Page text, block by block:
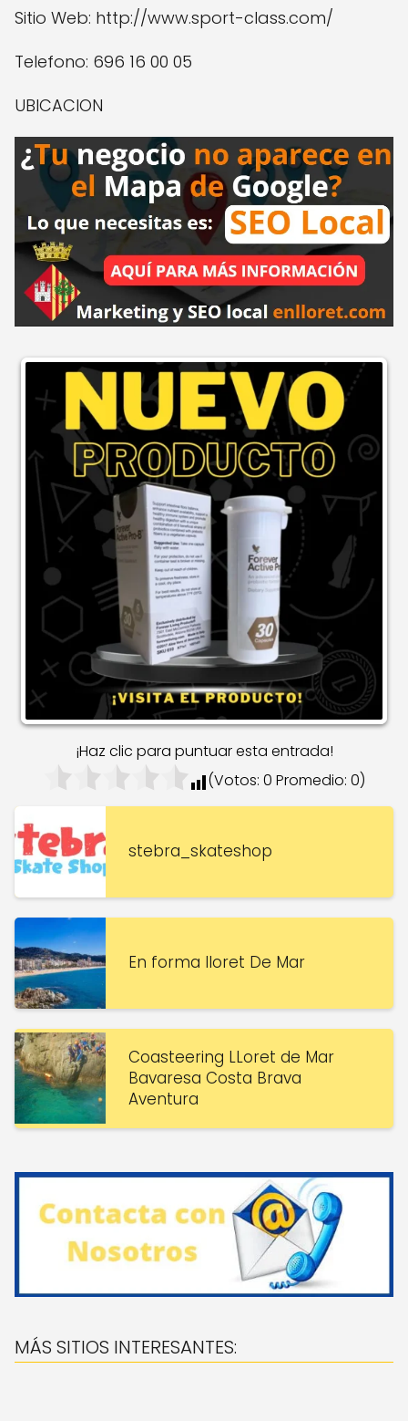
Sitio Web: http://www.sport-class.com/
Telefono: 696 16 00 05
UBICACION
¡Haz clic para puntuar esta entrada!
(Votos: 0 Promedio: 0)
stebra_skateshop
En forma lloret De Mar
Coasteering LLoret de Mar
Bavaresa Costa Brava
Aventura
MÁS SITIOS INTERESANTES: